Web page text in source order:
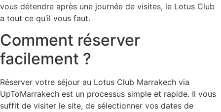
vous détendre après une journée de visites, le Lotus Club
a tout ce qu’il vous faut.
Comment réserver
facilement ?
Réserver votre séjour au Lotus Club Marrakech via
UpToMarrakech est un processus simple et rapide. Il vous
suffit de visiter le site, de sélectionner vos dates de